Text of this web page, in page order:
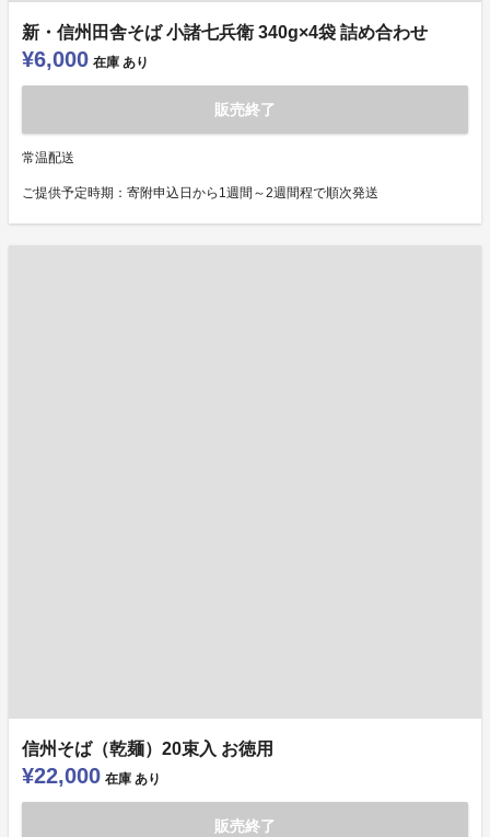
新・信州田舎そば 小諸七兵衛 340g×4袋 詰め合わせ
¥6,000 在庫 あり
販売終了
常温配送
ご提供予定時期：寄附申込日から1週間～2週間程で順次発送
信州そば（乾麺）20束入 お徳用
¥22,000 在庫 あり
販売終了